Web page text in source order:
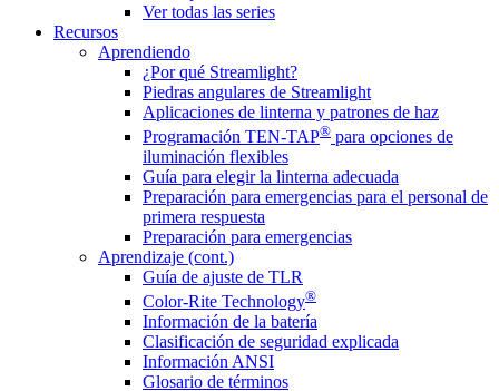
Ver todas las series
Recursos
Aprendiendo
¿Por qué Streamlight?
Piedras angulares de Streamlight
Aplicaciones de linterna y patrones de haz
Programación TEN-TAP® para opciones de
iluminación flexibles
Guía para elegir la linterna adecuada
Preparación para emergencias para el personal de
primera respuesta
Preparación para emergencias
Aprendizaje (cont.)
Guía de ajuste de TLR
Color-Rite Technology®
Información de la batería
Clasificación de seguridad explicada
Información ANSI
Glosario de términos